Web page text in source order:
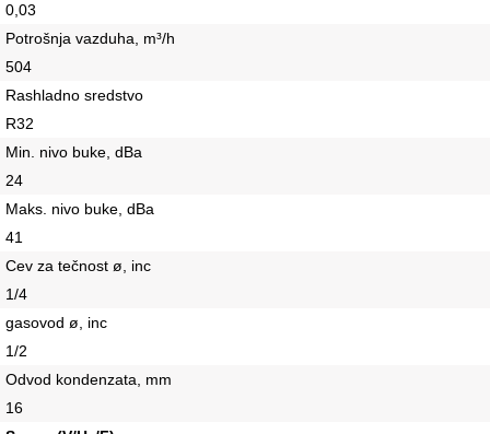
0,03
Potrošnja vazduha, m³/h
504
Rashladno sredstvo
R32
Min. nivo buke, dBa
24
Maks. nivo buke, dBa
41
Cev za tečnost ø, inc
1/4
gasovod ø, inc
1/2
Odvod kondenzata, mm
16